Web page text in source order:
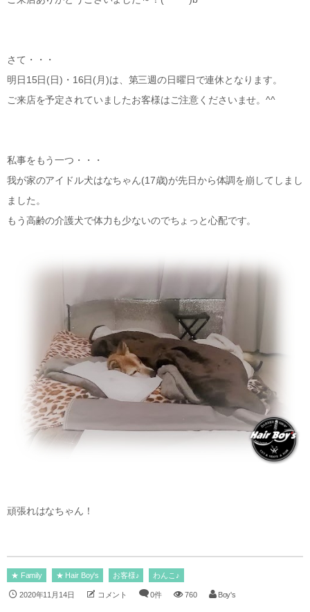
さて・・・
明日15日(日)・16日(月)は、第三週の日曜日で連休となります。
ご来店を予定されていましたお客様はご注意くださいませ。^^
私事をもう一つ・・・
我が家のアイドル犬はなちゃん(17歳)が先日から体調を崩してしまし
ました。
もう高齢の介護犬で体力も少ないのでちょっと心配です。
頑張れはなちゃん！
★ Family ★ Hair Boy's お客様♪ わんこ♪
2020年11月14日 コメント 0件 760 Boy's